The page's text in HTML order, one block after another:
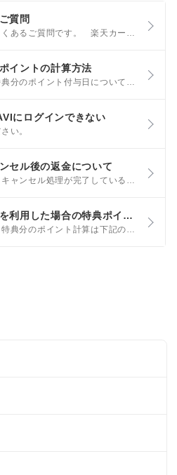
質問
以下は楽天カードに関するよくあるご質問です。 楽天カード申込時の楽天会員登録ID、パスワードが不明な方はこちらからIDの確認、パスワードの再設定が行えます。 楽天e-NAVIにログインできない こちらをご確認ください。
イントの計算方法
楽天カードの利用通常分、特典分のポイント付与日についてはこちら をご確認ください。 ポイント内訳で表示している楽天カードの獲得予定ポイントは下記の計算に基づき、算出しています。 楽天カード通常分(＋1倍)
にログインできない
い。
セル後の返金について
楽天市場でのご注文に対してキャンセル処理が完了している場合でも、カード請求の取り消しを行った日付やカード会社の締め日のタイミング等により、一度お客様の口座から商品代金が引き落とされる場合がございます。
【楽天カード】ポイントを利用した場合の特典ポイントの計算方法
ポイント利用時の楽天カード特典分のポイント計算は下記のように行います。 ポイント利用の買い物のポイント付与についてはこちら 【SPU楽天カード 特典分】 ※ポイントを利用した場合、ポイント利用分は税抜商品価格から先に差し引かれます。